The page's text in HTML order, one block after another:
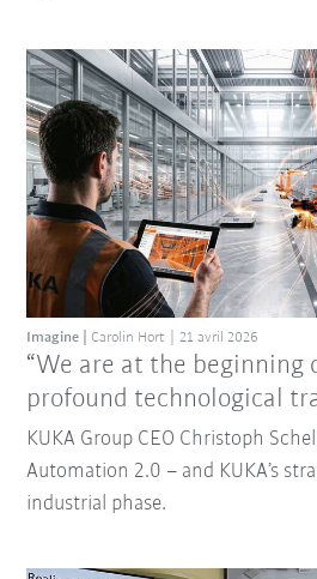
“We are at the beginning
profound technological
Imagine Carolin Hort 21 avril 2026
KUKA Group CEO Christoph
Automation 2.0 – and KUKA’s
industrial phase.